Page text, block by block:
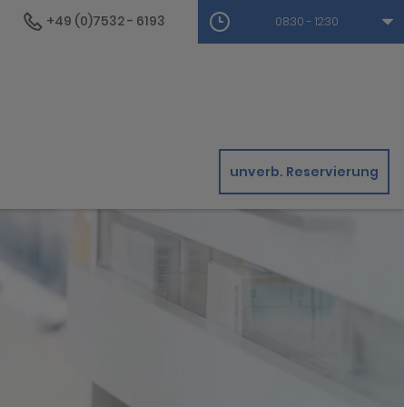
+49 (0)7532 - 6193 08:30 - 12:30
unverb. Reservierung